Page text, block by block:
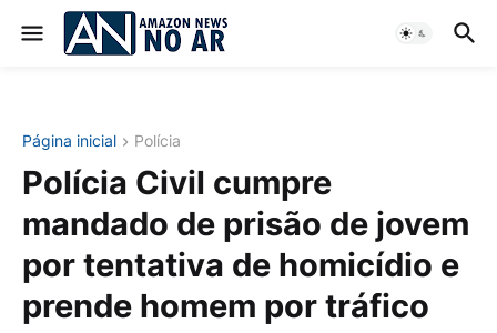
Página inicial Polícia
Polícia Civil cumpre
mandado de prisão de jovem
por tentativa de homicídio e
prende homem por tráfico